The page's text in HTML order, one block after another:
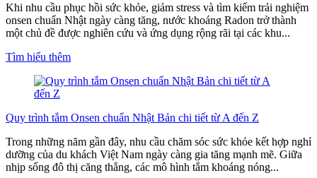
Khi nhu cầu phục hồi sức khỏe, giảm stress và tìm kiếm trải nghiệm
onsen chuẩn Nhật ngày càng tăng, nước khoáng Radon trở thành
một chủ đề được nghiên cứu và ứng dụng rộng rãi tại các khu...
Tìm hiểu thêm
Quy trình tắm Onsen chuẩn Nhật Bản chi tiết từ A đến Z
Trong những năm gần đây, nhu cầu chăm sóc sức khỏe kết hợp nghỉ
dưỡng của du khách Việt Nam ngày càng gia tăng mạnh mẽ. Giữa
nhịp sống đô thị căng thẳng, các mô hình tắm khoáng nóng...